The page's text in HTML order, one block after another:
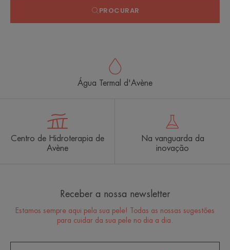
PROCURAR
Água Termal d'Avène
Centro de Hidroterapia de
Avène
Na vanguarda da
inovação
Receber a nossa newsletter
Estamos sempre aqui pela sua pele! Todas as nossas sugestões
para cuidar da sua pele no dia a dia.